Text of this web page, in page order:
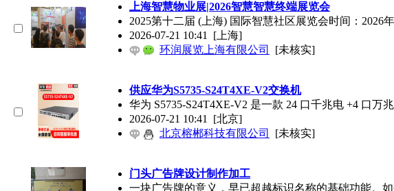
上海智慧物业展|2026智慧智慧终端展览会
2025第十二届 (上海) 国际智慧社区展览会时间：
2026-07-21 10:41 [上海]
环润展览上海有限公司
[未核实]
供应华为S5735-S24T4XE-V2交换机
华为 S5735-S24T4XE-V2 是一款 24 口千兆电 +4 口
2026-07-21 10:41 [北京]
北京榕郴科技有限公司
[未核实]
门头广告牌设计制作加工
一块广告牌的意义，早已超越标识名称的基础功能。